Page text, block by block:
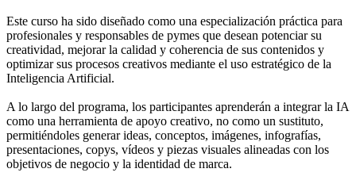
Este curso ha sido diseñado como una especialización práctica para
profesionales y responsables de pymes que desean potenciar su
creatividad, mejorar la calidad y coherencia de sus contenidos y
optimizar sus procesos creativos mediante el uso estratégico de la
Inteligencia Artificial.
A lo largo del programa, los participantes aprenderán a integrar la IA
como una herramienta de apoyo creativo, no como un sustituto,
permitiéndoles generar ideas, conceptos, imágenes, infografías,
presentaciones, copys, vídeos y piezas visuales alineadas con los
objetivos de negocio y la identidad de marca.